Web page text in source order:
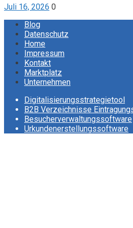
Juli 16, 2026 0
Blog
Datenschutz
Home
Impressum
Kontakt
Marktplatz
Unternehmen
Digitalisierungsstrategietool
B2B Verzeichnisse
Besucherverwaltungssoftware
Urkundenerstellungssoftware